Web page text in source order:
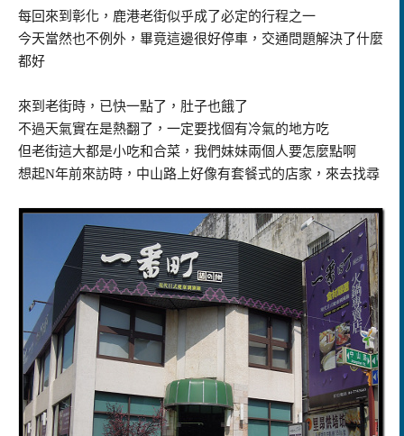
每回來到彰化，鹿港老街似乎成了必定的行程之一
今天當然也不例外，畢竟這邊很好停車，交通問題解決了什麼
都好
來到老街時，已快一點了，肚子也餓了
不過天氣實在是熱翻了，一定要找個有冷氣的地方吃
但老街這大都是小吃和合菜，我們妺妹兩個人要怎麼點啊
想起N年前來訪時，中山路上好像有套餐式的店家，來去找尋